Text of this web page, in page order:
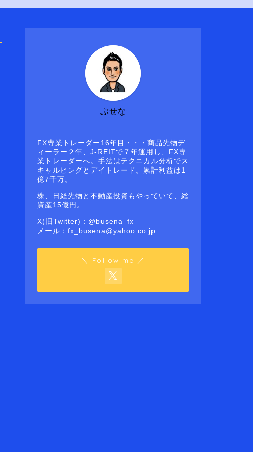
ぶせな
FX専業トレーダー16年目・・・商品先物デ
ィーラー２年、J-REITで７年運用し、FX専
業トレーダーへ。手法はテクニカル分析でス
キャルピングとデイトレード。累計利益は1
億7千万。
株、日経先物と不動産投資もやっていて、総
資産15億円。
X(旧Twitter)：@busena_fx
メール：fx_busena@yahoo.co.jp
＼ Follow me ／